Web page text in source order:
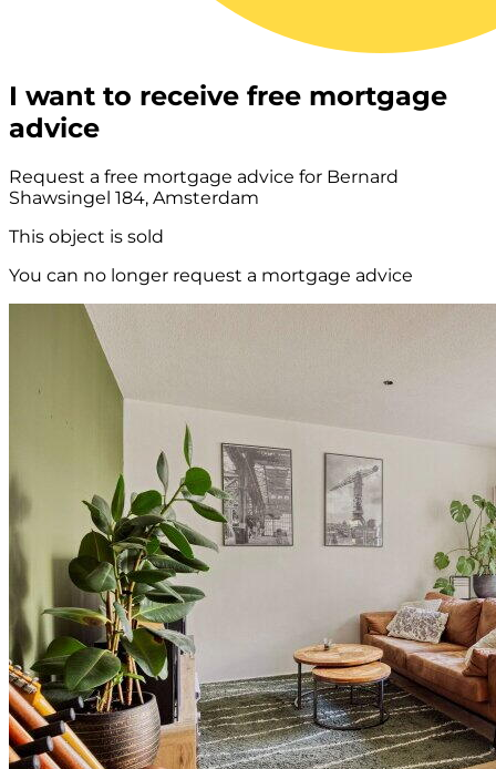
I want to receive free mortgage
advice
Request a free mortgage advice for Bernard
Shawsingel 184, Amsterdam
This object is sold
You can no longer request a mortgage advice